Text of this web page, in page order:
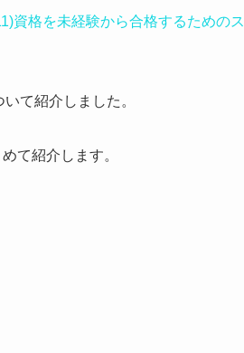
資格を未経験から合格するためのス
て紹介しました。
て紹介します。